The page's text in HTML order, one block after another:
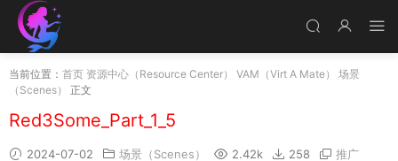
当前位置： 首页 资源中心（Resource Center） VAM（Virt A Mate）
场景
（Scenes）
正文
Red3Some_Part_1_5
2024-07-02 场景（Scenes） 2.42k 258 推广